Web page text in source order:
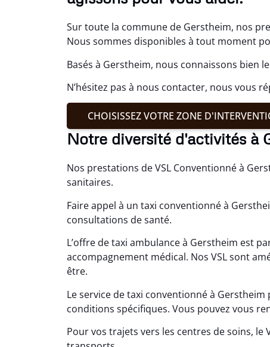
Sur toute la commune de Gerstheim, nos
Nous sommes disponibles à tout moment
Basés à Gerstheim, nous connaissons bien
N’hésitez pas à nous contacter, nous vous
CHOISISSEZ VOTRE ZONE
Notre diversité d'activités à
Nos prestations de VSL Conventionné à
sanitaires.
Faire appel à un taxi conventionné à
consultations de santé.
L’offre de taxi ambulance à Gerstheim est
accompagnement médical. Nos VSL sont
être.
Le service de taxi conventionné à
conditions spécifiques. Vous pouvez vous
Pour vos trajets vers les centres de soins,